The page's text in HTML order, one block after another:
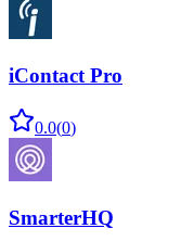
iContact Pro
0.0(0)
SmarterHQ